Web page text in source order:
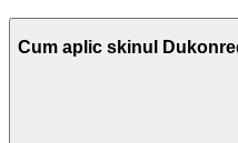
Cum aplic skinul